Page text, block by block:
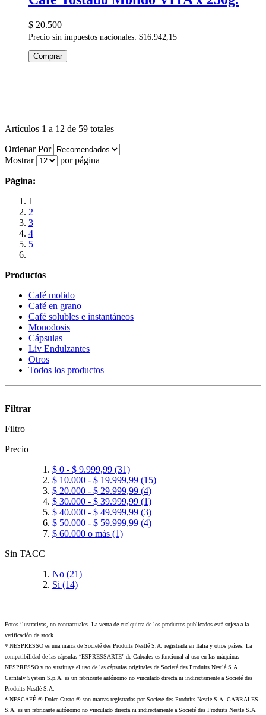
$ 20.500
Precio sin impuestos nacionales: $16.942,15
Comprar
Artículos 1 a 12 de 59 totales
Ordenar Por
Mostrar
por página
Página:
1
2
3
4
5
Productos
Café molido
Café en grano
Café solubles e instantáneos
Monodosis
Cápsulas
Liv Endulzantes
Otros
Todos los productos
Filtrar
Filtro
Precio
$ 0 - $ 9.999,99 (31)
$ 10.000 - $ 19.999,99 (15)
$ 20.000 - $ 29.999,99 (4)
$ 30.000 - $ 39.999,99 (1)
$ 40.000 - $ 49.999,99 (3)
$ 50.000 - $ 59.999,99 (4)
$ 60.000 o más (1)
Sin TACC
No (21)
Si (14)
Fotos ilustrativas, no contractuales. La venta de cualquiera de los productos publicados está sujeta a la
verificación de stock.
* NESPRESSO es una marca de Societé des Produits Nestlé S.A. registrada en Italia y otros países. La
compatibilidad de las cápsulas “ESPRESSARTE” de Cabrales es funcional al uso en las máquinas
NESPRESSO y no sustituye el uso de las cápsulas originales de Societé des Produits Nestlé S.A.
Caffitaly System S.p.A. es un fabricante autónomo no vinculado directa ni indirectamente a Societé des
Produits Nestlé S.A.
* NESCAFÉ ® Dolce Gusto ® son marcas registradas por Societé des Produits Nestlé S.A. CABRALES
S.A. es un fabricante autónomo no vinculado directa ni indirectamente a Societé des Produits Nestle S.A.